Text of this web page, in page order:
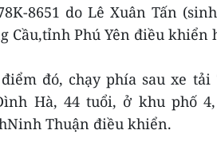
8651 do Lê Xuân Tấn
Cầu,tỉnh Phú Yên điều khiển
đó, chạy phía sau xe
Hà, 44 tuổi, ở khu phố
Thuận điều khiển.